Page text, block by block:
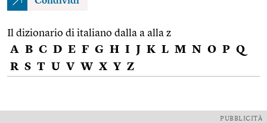
Il dizionario di italiano dalla a alla z
A B C D E F G H I J K L M N O P Q
R S T U V W X Y Z
PUBBLICITÀ